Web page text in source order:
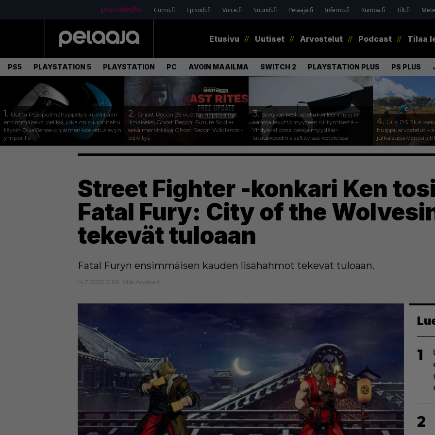
Como.fi Episodi.fi Voice.fi Soundi.fi Pelaaja.fi Inferno.fi Rumba.fi Tilt.fi
Etusivu Uutiset Arvostelut Podcast Tilaa
PS5 PLAYSTATION 5 PLAYSTATION PC AVOIN MAAILMA SWITCH 2 PLAYSTATION PLUS PS PLUS
1. Uutta PS5-pulmahyppelyä kuvaillaan
ensimmäiseksi peliksi, joka on suunniteltu
täysin DualSense-ohjaimen kosketuslevyn
ympärille
2. Ghost Recon 25 vuotta: nappaa nyt
ilmaiseksi Ghost Recon: Future Soldier
sekä merkittävä Ghost Recon Wildlands -
päivitys
3.Sony on keskustellut jälleenmyyjien
kanssa levyttömyyteen siirtymisestä –
Yhdysvalloissa pelejä myydään
latauskoodin sisältävissä koteloissa
4. Uusi PS Plus -
huippuarvostelut –
julkaisupäivänään
Street Fighter -konkari Ken
Fatal Fury: City of the
tekevät tuloaan
Fatal Furyn ensimmäisen kauden lisähahmot tekevät tuloaan.
14.7.2025 12:05 Ville Arvekari
1
2